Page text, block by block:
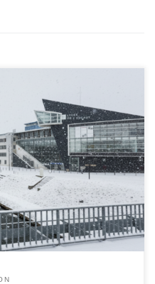
du lycée de l’Escaut se
en raison des
ni transport scolaire ne
la continuité pédagogique
aura lieu après